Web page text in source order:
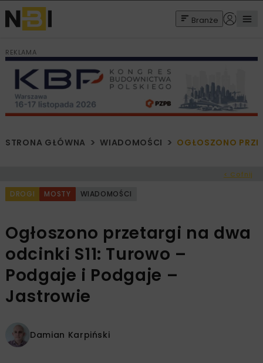
Branże
REKLAMA
STRONA GŁÓWNA WIADOMOŚCI OGŁOSZONO
< Cofnij
DROGI MOSTY WIADOMOŚCI
Ogłoszono przetargi na dwa
odcinki S11: Turowo –
Podgaje i Podgaje –
Jastrowie
Damian Karpiński